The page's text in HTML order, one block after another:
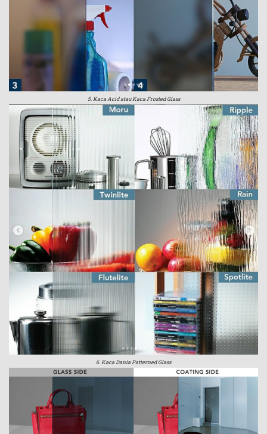
5. Kaca Acid atau Kaca Frosted Glass
6. Kaca Dania Patterned Glass